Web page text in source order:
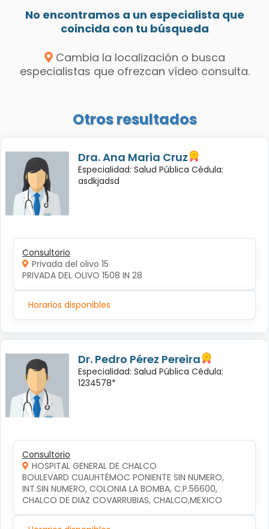
No encontramos a un especialista que
coincida con tu búsqueda
Cambia la localización o busca
especialistas que ofrezcan vídeo consulta.
Otros resultados
Dra. Ana Maria Cruz
Especialidad: Salud Pública Cédula:
asdkjadsd
Consultorio
Privada del olivo 15
PRIVADA DEL OLIVO 1508 IN 28
Horarios disponibles
Dr. Pedro Pérez Pereira
Especialidad: Salud Pública Cédula:
1234578*
Consultorio
HOSPITAL GENERAL DE CHALCO
BOULEVARD CUAUHTÉMOC PONIENTE SIN NUMERO,
INT.SIN NUMERO, COLONIA LA BOMBA, C.P.56600,
CHALCO DE DIAZ COVARRUBIAS, CHALCO,MEXICO